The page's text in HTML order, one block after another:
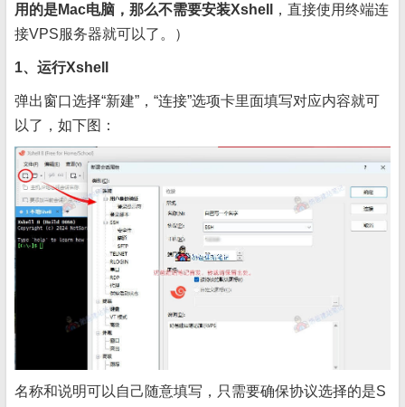
用的是Mac电脑，那么不需要安装Xshell
，直接使用终端连
接VPS服务器就可以了。）
1、运行Xshell
弹出窗口选择“新建”，“连接”选项卡里面填写对应内容就可
以了，如下图：
名称和说明可以自己随意填写，只需要确保协议选择的是S